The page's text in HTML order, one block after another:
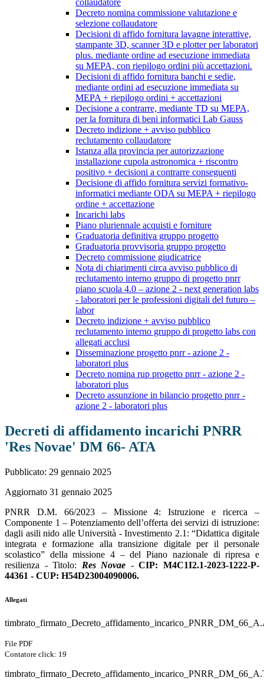
collaudatore
Decreto nomina commissione valutazione e
selezione collaudatore
Decisioni di affido fornitura lavagne interattive,
stampante 3D, scanner 3D e plotter per laboratori
plus. mediante ordine ad esecuzione immediata
su MEPA, con riepilogo ordini più accettazioni.
Decisioni di affido fornitura banchi e sedie,
mediante ordini ad esecuzione immediata su
MEPA + riepilogo ordini + accettazioni
Decisione a contrarre, mediante TD su MEPA,
per la fornitura di beni informatici Lab Gauss
Decreto indizione + avviso pubblico
reclutamento collaudatore
Istanza alla provincia per autorizzazione
installazione cupola astronomica + riscontro
positivo + decisioni a contrarre conseguenti
Decisione di affido fornitura servizi formativo-
informatici mediante ODA su MEPA + riepilogo
ordine + accettazione
Incarichi labs
Piano pluriennale acquisti e forniture
Graduatoria definitiva gruppo progetto
Graduatoria provvisoria gruppo progetto
Decreto commissione giudicatrice
Nota di chiarimenti circa avviso pubblico di
reclutamento interno gruppo di progetto pnrr
piano scuola 4.0 – azione 2 - next generation labs
- laboratori per le professioni digitali del futuro –
labor
Decreto indizione + avviso pubblico
reclutamento interno gruppo di progetto labs con
allegati acclusi
Disseminazione progetto pnrr - azione 2 -
laboratori plus
Decreto nomina rup progetto pnrr - azione 2 -
laboratori plus
Decreto assunzione in bilancio progetto pnrr -
azione 2 - laboratori plus
Decreti di affidamento incarichi PNRR
'Res Novae' DM 66- ATA
Pubblicato: 29 gennaio 2025
Aggiornato 31 gennaio 2025
PNRR D.M. 66/2023 – Missione 4: Istruzione e ricerca –
Componente 1 – Potenziamento dell’offerta dei servizi di istruzione:
dagli asili nido alle Università - Investimento 2.1: “Didattica digitale
integrata e formazione alla transizione digitale per il personale
scolastico” della missione 4 – del Piano nazionale di ripresa e
resilienza - Titolo: Res Novae -CIP: M4C1I2.1-2023-1222-P-
44361 - CUP: H54D23004090006.
Allegati
File PDF
Contatore click: 19